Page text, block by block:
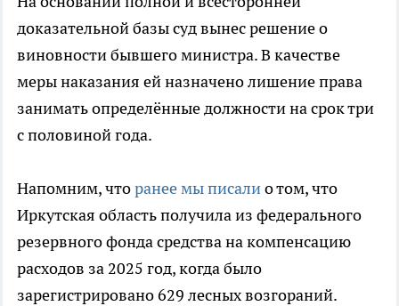
доказательной базы суд вынес решение о
виновности бывшего министра. В качестве
меры наказания ей назначено лишение права
занимать определённые должности на срок три
с половиной года.
Напомним, чторанее мы писалио том, что
Иркутская область получила из федерального
резервного фонда средства на компенсацию
расходов за 2025 год, когда было
зарегистрировано 629 лесных возгораний.